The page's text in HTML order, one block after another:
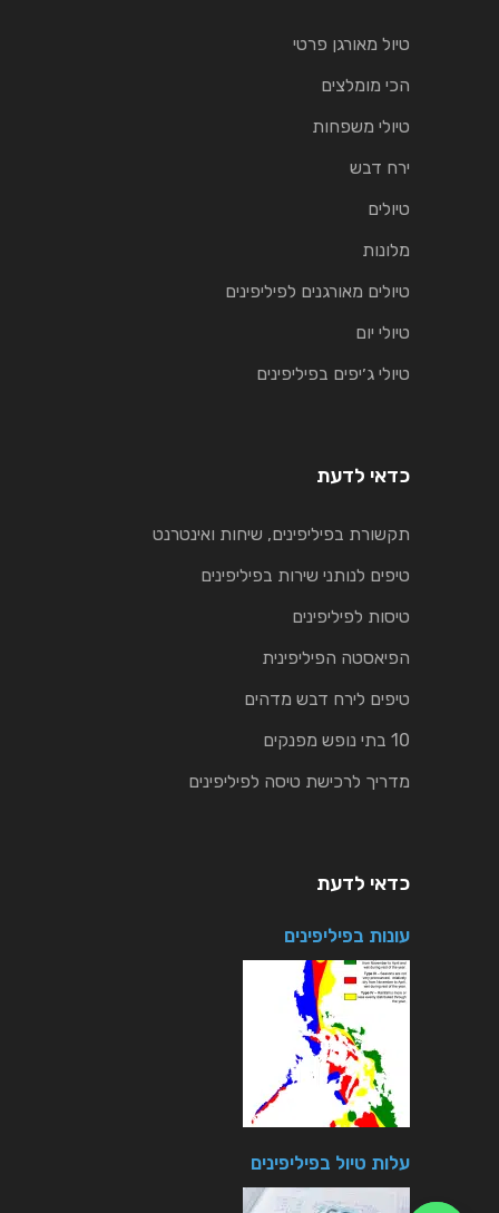
טיול מאורגן פרטי
הכי מומלצים
טיולי משפחות
ירח דבש
טיולים
מלונות
טיולים מאורגנים לפיליפינים
טיולי יום
טיולי ג׳יפים בפיליפינים
כדאי לדעת
תקשורת בפיליפינים, שיחות ואינטרנט
טיפים לנותני שירות בפיליפינים
טיסות לפיליפינים
הפיאסטה הפיליפינית
טיפים לירח דבש מדהים
10 בתי נופש מפנקים
מדריך לרכישת טיסה לפיליפינים
כדאי לדעת
עונות בפיליפינים
עלות טיול בפיליפינים